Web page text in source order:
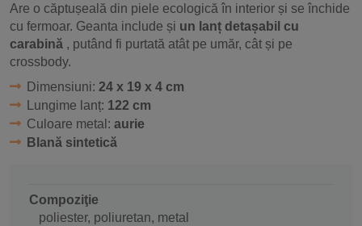
Are o căptușeală din piele ecologică în interior și se închide
cu fermoar. Geanta include și un lanț detașabil cu
carabină , putând fi purtată atât pe umăr, cât și pe
crossbody.
Dimensiuni: 24 x 19 x 4 cm
Lungime lanț: 122 cm
Culoare metal: aurie
Blană sintetică
Compoziţie
poliester, poliuretan, metal